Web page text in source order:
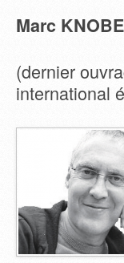
Marc
(dernier
international